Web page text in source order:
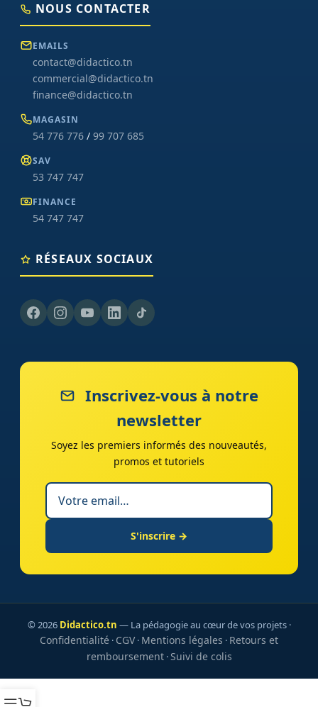
NOUS CONTACTER
EMAILS
contact@didactico.tn
commercial@didactico.tn
finance@didactico.tn
MAGASIN
54 776 776 / 99 707 685
SAV
53 747 747
FINANCE
54 747 747
RÉSEAUX SOCIAUX
Inscrivez-vous à notre
newsletter
Soyez les premiers informés des nouveautés,
promos et tutoriels
S'inscrire →
© 2026 Didactico.tn — La pédagogie au cœur de vos projets ·
Confidentialité · CGV· Mentions légales · Retours et
remboursement·Suivi de colis